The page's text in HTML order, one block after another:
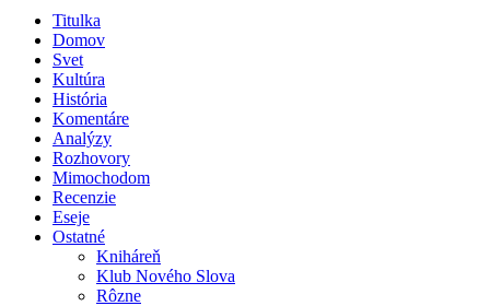
Titulka
Domov
Svet
Kultúra
História
Komentáre
Analýzy
Rozhovory
Mimochodom
Recenzie
Eseje
Ostatné
Kniháreň
Klub Nového Slova
Rôzne